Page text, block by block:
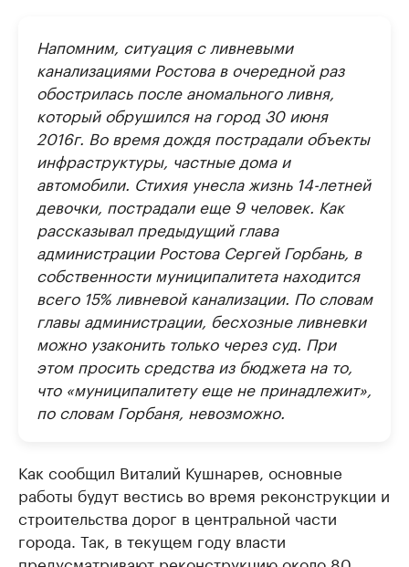
Напомним, ситуация с ливневыми
канализациями Ростова в очередной раз
обострилась после аномального ливня,
который обрушился на город 30 июня
2016г. Во время дождя пострадали объекты
инфраструктуры, частные дома и
автомобили. Стихия унесла жизнь 14-летней
девочки, пострадали еще 9 человек. Как
рассказывал предыдущий глава
администрации Ростова Сергей Горбань, в
собственности муниципалитета находится
всего 15% ливневой канализации. По словам
главы администрации, бесхозные ливневки
можно узаконить только через суд. При
этом просить средства из бюджета на то,
что «муниципалитету еще не принадлежит»,
по словам Горбаня, невозможно.
Как сообщил Виталий Кушнарев, основные
работы будут вестись во время реконструкции и
строительства дорог в центральной части
города. Так, в текущем году власти